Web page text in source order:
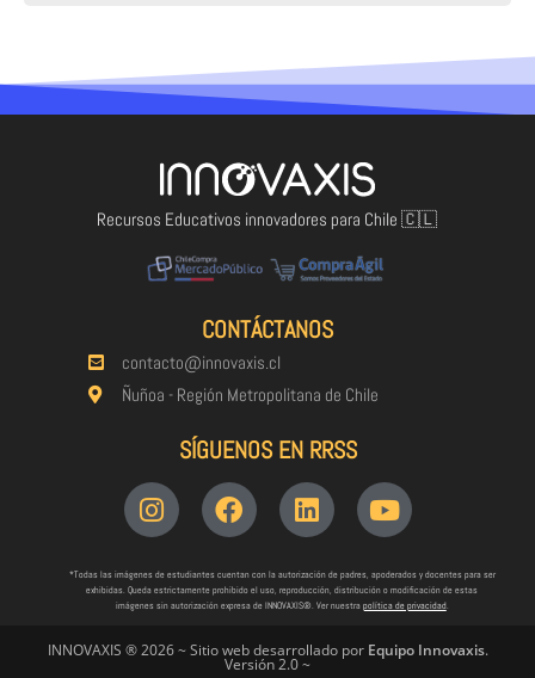
Recursos Educativos innovadores para Chile 🇨🇱
CONTÁCTANOS
contacto@innovaxis.cl
Ñuñoa - Región Metropolitana de Chile
SÍGUENOS EN RRSS
*Todas las imágenes de estudiantes cuentan con la autorización de padres, apoderados y docentes para ser
exhibidas. Queda estrictamente prohibido el uso, reproducción, distribución o modificación de estas
imágenes sin autorización expresa de INNOVAXIS®. Ver nuestra política de privacidad.
INNOVAXIS ® 2026 ~ Sitio web desarrollado por Equipo Innovaxis.
Versión 2.0 ~